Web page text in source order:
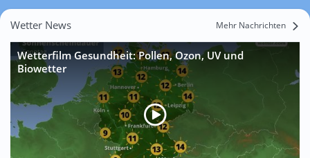
Wetter News Mehr Nachrichten
Wetterfilm Gesundheit: Pollen, Ozon, UV und
Biowetter